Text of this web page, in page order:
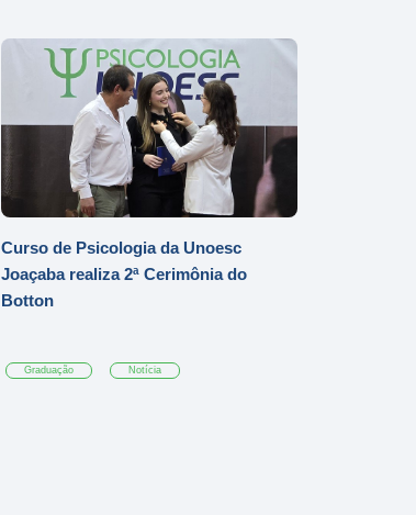
Curso de Psicologia da Unoesc
Joaçaba realiza 2ª Cerimônia do
Botton
Graduação Notícia